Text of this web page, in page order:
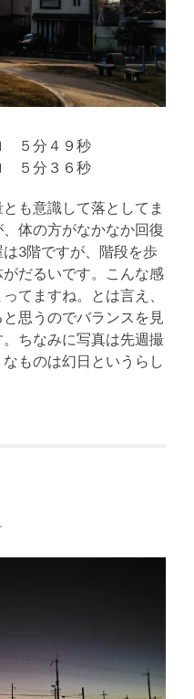
５分４９秒
５分３６秒
も意識して落としてま
体の方がなかなか回復
3階ですが、階段を歩
だるいです。こんな感
てますね。とは言え、
思うのでバランスを見
ちなみに写真は先週撮
ものは幻日というらし